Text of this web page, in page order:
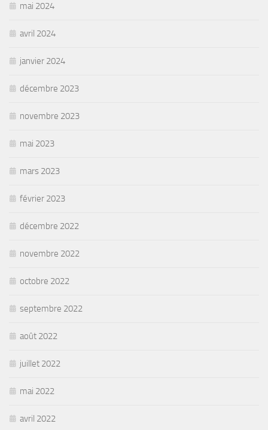
mai 2024
avril 2024
janvier 2024
décembre 2023
novembre 2023
mai 2023
mars 2023
février 2023
décembre 2022
novembre 2022
octobre 2022
septembre 2022
août 2022
juillet 2022
mai 2022
avril 2022